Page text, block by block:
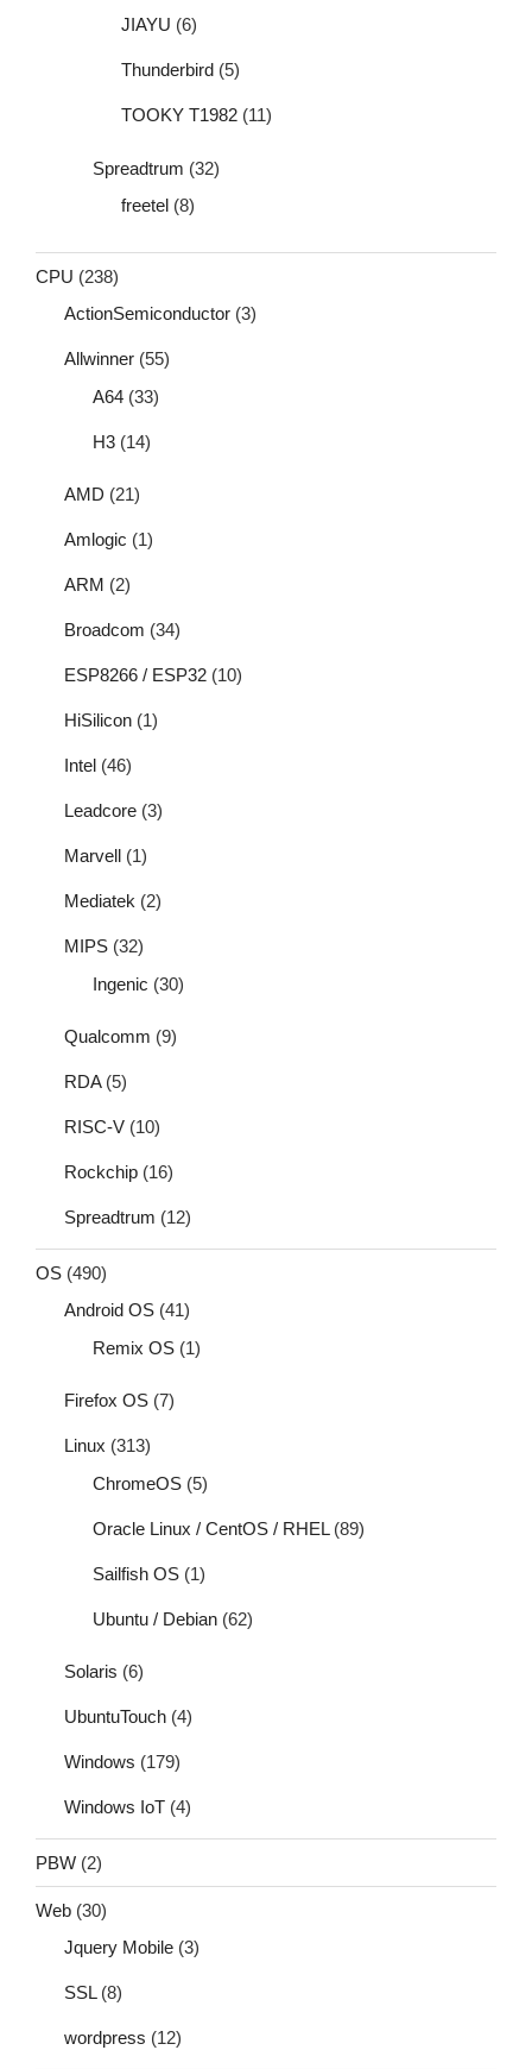
JIAYU (6)
Thunderbird (5)
TOOKY T1982 (11)
Spreadtrum (32)
freetel (8)
CPU (238)
ActionSemiconductor (3)
Allwinner (55)
A64 (33)
H3 (14)
AMD (21)
Amlogic (1)
ARM (2)
Broadcom (34)
ESP8266 / ESP32 (10)
HiSilicon (1)
Intel (46)
Leadcore (3)
Marvell (1)
Mediatek (2)
MIPS (32)
Ingenic (30)
Qualcomm (9)
RDA(5)
RISC-V (10)
Rockchip (16)
Spreadtrum (12)
OS (490)
Android OS (41)
Remix OS (1)
Firefox OS (7)
Linux (313)
ChromeOS (5)
Oracle Linux / CentOS / RHEL(89)
Sailfish OS (1)
Ubuntu / Debian (62)
Solaris (6)
UbuntuTouch (4)
Windows (179)
Windows IoT (4)
PBW (2)
Web (30)
Jquery Mobile (3)
SSL(8)
wordpress (12)